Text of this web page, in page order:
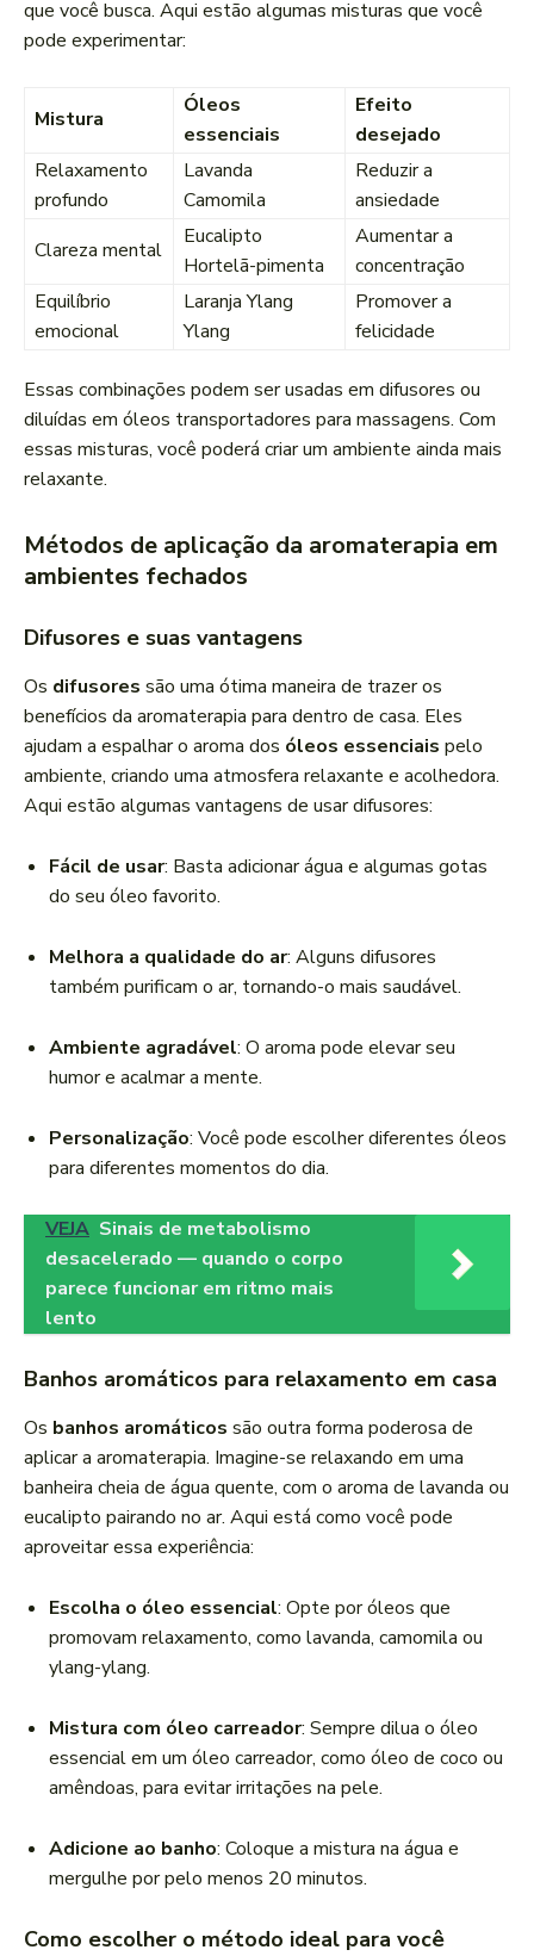
que você busca. Aqui estão algumas misturas que você
pode experimentar:
Mistura
Óleos
essenciais
Efeito
desejado
Relaxamento
profundo
Lavanda
Camomila
Reduzir a
ansiedade
Clareza mental
Eucalipto
Hortelã-pimenta
Aumentar a
concentração
Equilíbrio
emocional
Laranja Ylang
Ylang
Promover a
felicidade
Essas combinações podem ser usadas em difusores ou
diluídas em óleos transportadores para massagens. Com
essas misturas, você poderá criar um ambiente ainda mais
relaxante.
Métodos de aplicação da aromaterapia em
ambientes fechados
Difusores e suas vantagens
Os difusores são uma ótima maneira de trazer os
benefícios da aromaterapia para dentro de casa. Eles
ajudam a espalhar o aroma dos óleos essenciais pelo
ambiente, criando uma atmosfera relaxante e acolhedora.
Aqui estão algumas vantagens de usar difusores:
Fácil de usar: Basta adicionar água e algumas gotas
do seu óleo favorito.
Melhora a qualidade do ar: Alguns difusores
também purificam o ar, tornando-o mais saudável.
Ambiente agradável: O aroma pode elevar seu
humor e acalmar a mente.
Personalização: Você pode escolher diferentes óleos
para diferentes momentos do dia.
VEJA Sinais de metabolismo
desacelerado — quando o corpo
parece funcionar em ritmo mais
lento
Banhos aromáticos para relaxamento em casa
Os banhos aromáticos são outra forma poderosa de
aplicar a aromaterapia. Imagine-se relaxando em uma
banheira cheia de água quente, com o aroma de lavanda ou
eucalipto pairando no ar. Aqui está como você pode
aproveitar essa experiência:
Escolha o óleo essencial: Opte por óleos que
promovam relaxamento, como lavanda, camomila ou
ylang-ylang.
Mistura com óleo carreador: Sempre dilua o óleo
essencial em um óleo carreador, como óleo de coco ou
amêndoas, para evitar irritações na pele.
Adicione ao banho: Coloque a mistura na água e
mergulhe por pelo menos 20 minutos.
Como escolher o método ideal para você